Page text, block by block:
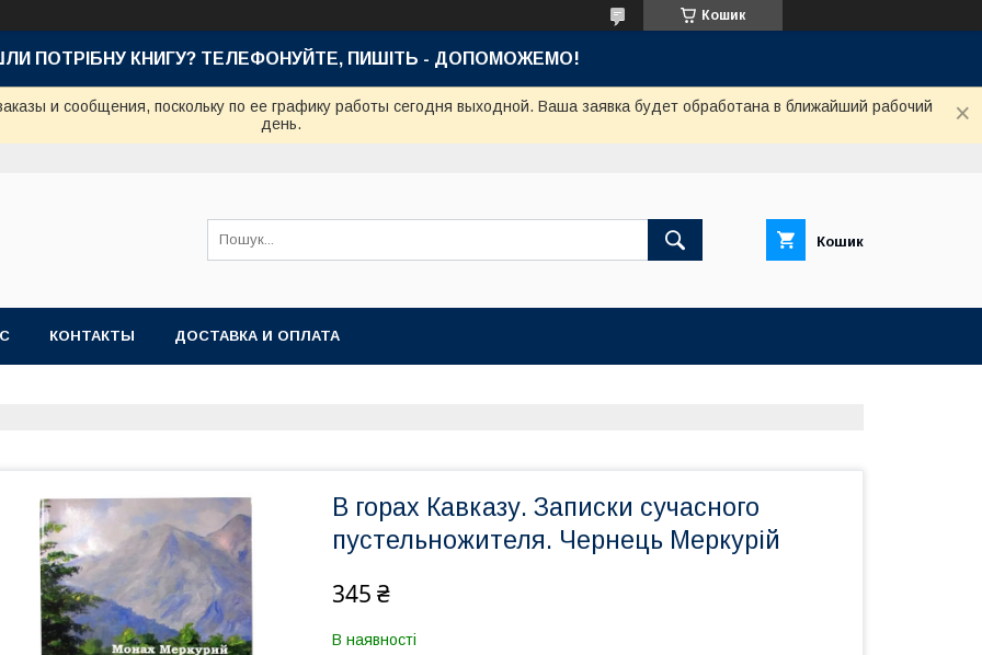
Кошик
ПОТРІБНУ КНИГУ? ТЕЛЕФОНУЙТЕ, ПИШІТЬ - ДОПОМОЖЕМО!
и сообщения, поскольку по ее графику работы сегодня выходной. Ваша заявка будет обработана в ближайший рабочий
день.
Кошик
КОНТАКТЫ ДОСТАВКА И ОПЛАТА
В горах Кавказу. Записки сучасного
пустельножителя. Чернець Меркурій
345 ₴
В наявності